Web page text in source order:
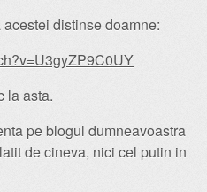
distinse doamne:
la asta.
pe blogul dumneavoastra
de cineva, nici cel putin in